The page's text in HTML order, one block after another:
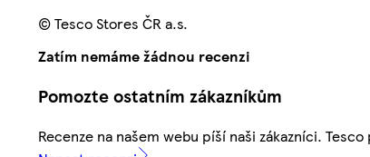
© Tesco Stores ČR a.s.
Zatím nemáme žádnou recenzi
Pomozte ostatním zákazníkům
Recenze na našem webu píší naši zákazníci.